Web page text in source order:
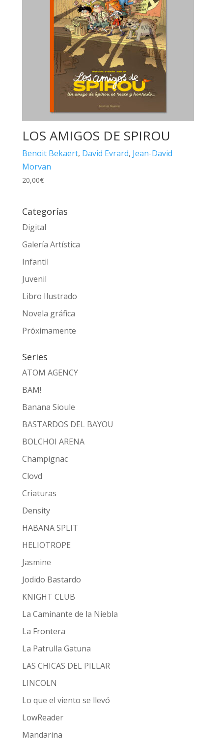
LOS AMIGOS DE SPIROU
Benoit Bekaert, David Evrard, Jean-David
Morvan
20,00€
Categorías
Digital
Galería Artística
Infantil
Juvenil
Libro Ilustrado
Novela gráfica
Próximamente
Series
ATOM AGENCY
BAM!
Banana Sioule
BASTARDOS DEL BAYOU
BOLCHOI ARENA
Champignac
Clovd
Criaturas
Density
HABANA SPLIT
HELIOTROPE
Jasmine
Jodido Bastardo
KNIGHT CLUB
La Caminante de la Niebla
La Frontera
La Patrulla Gatuna
LAS CHICAS DEL PILLAR
LINCOLN
Lo que el viento se llevó
LowReader
Mandarina